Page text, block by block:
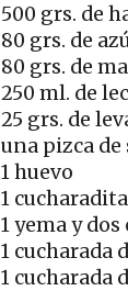
500 grs. de
80 grs. de
80 grs. de
250 ml. de
25 grs. de
una pizca de
1 huevo
1
1 yema y
1 cucharada
1 cucharada